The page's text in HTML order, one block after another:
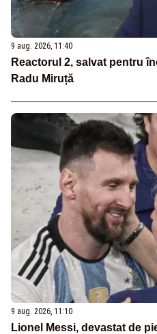
9 aug. 2026, 11:40
Reactorul 2, salvat pentru
Radu Miruță
9 aug. 2026, 11:10
Lionel Messi, devastat de